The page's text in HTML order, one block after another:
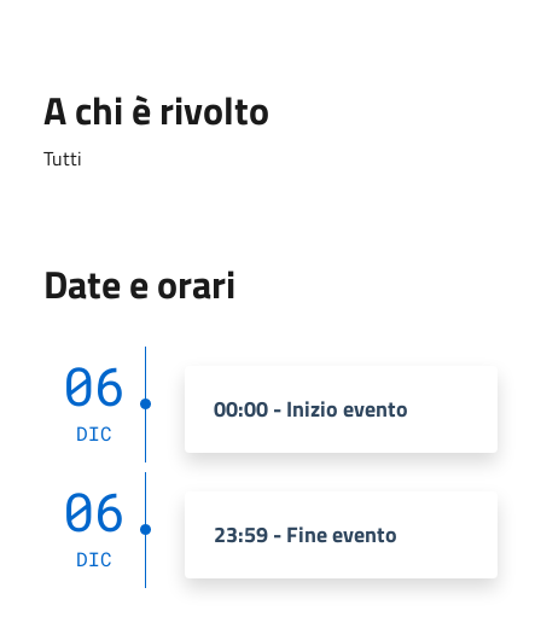
A chi è rivolto
Tutti
Date e orari
06
DIC
00:00 - Inizio evento
06
DIC
23:59 - Fine evento